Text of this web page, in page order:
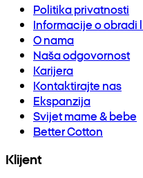
Politika privatnosti
Informacije o
O nama
Naša odgovornost
Karijera
Kontaktirajte nas
Ekspanzija
Svijet mame & bebe
Better Cotton
Klijent